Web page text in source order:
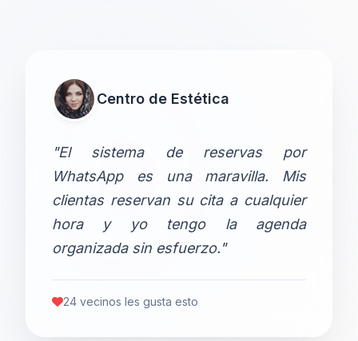
Centro de Estética
"El sistema de reservas por
WhatsApp es una maravilla. Mis
clientas reservan su cita a cualquier
hora y yo tengo la agenda
organizada sin esfuerzo."
24 vecinos les gusta esto